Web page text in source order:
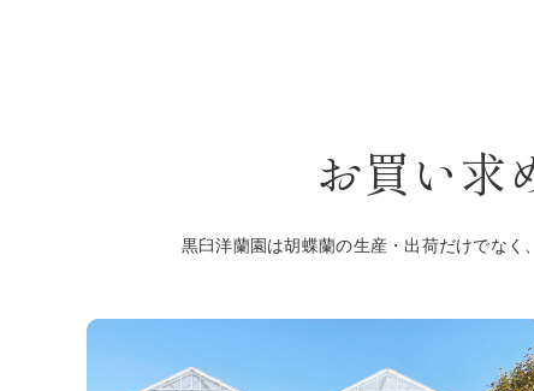
お買い求
黒臼洋蘭園は胡蝶蘭の生産・出荷だけでなく